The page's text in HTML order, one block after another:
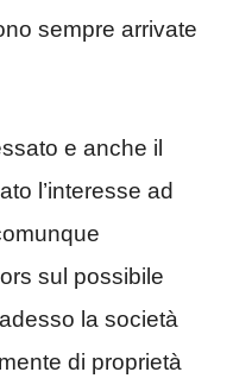
sempre arrivate
e anche il
l’interesse ad
sul possibile
la società
di proprietà